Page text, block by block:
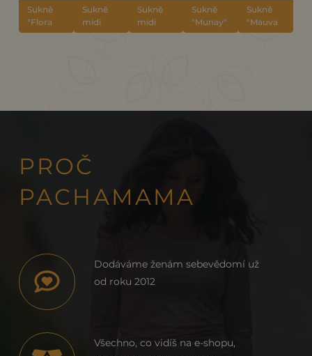
Sukně
"Flora
Solis"
Sukně
midi
Peony
Sukně
midi
Amaris
Sukně
"Munay"
Sukně
"Mauva
Leopard"
PROČ
PACHAMAMA
Dodáváme ženám sebevědomí už
od roku 2012
Všechno, co vidíš na e-shopu,